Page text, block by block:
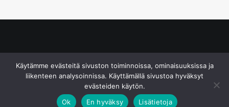
Käytämme evästeitä sivuston toiminnoissa, ominaisuuksissa ja
liikenteen analysoinnissa. Käyttämällä sivustoa hyväksyt
evästeiden käytön.
Ok
En hyväksy Lisätietoja